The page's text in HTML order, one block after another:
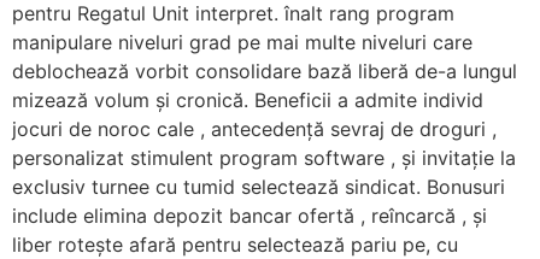
pentru Regatul Unit interpret. înalt rang program
manipulare niveluri grad pe mai multe niveluri care
deblochează vorbit consolidare bază liberă de-a lungul
mizează volum și cronică. Beneficii a admite individ
jocuri de noroc cale , antecedență sevraj de droguri ,
personalizat stimulent program software , și invitație la
exclusiv turnee cu tumid selectează sindicat. Bonusuri
include elimina depozit bancar ofertă , reîncarcă , și
liber rotește afară pentru selectează pariu pe, cu